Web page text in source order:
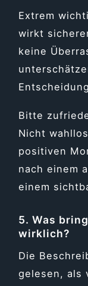
Extrem
wirkt
keine
Bitte
Nicht
positiven
nach einem
einem
5. Was
wirklich?
Die
gelesen, als